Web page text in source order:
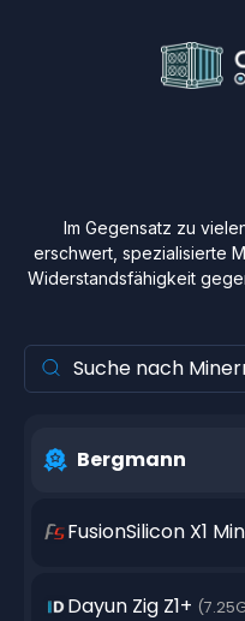
Im Gegensatz zu
erschwert, spezialisierte
Widerstandsfähigkeit
Bergmann
FusionSilicon X1
Dayun Zig Z1+